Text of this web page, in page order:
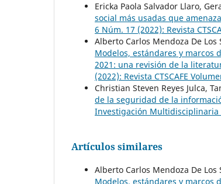
Ericka Paola Salvador Llaro,
social más usadas que
6 Núm. 17 (2022): Revista
Alberto Carlos Mendoza De
Modelos, estándares y marcos
2021: una revisión de la
(2022): Revista CTSCAFE
Christian Steven Reyes Julca,
de la seguridad de la
Investigación Multidisciplinaria
Artículos similares
Alberto Carlos Mendoza De
Modelos, estándares y marcos